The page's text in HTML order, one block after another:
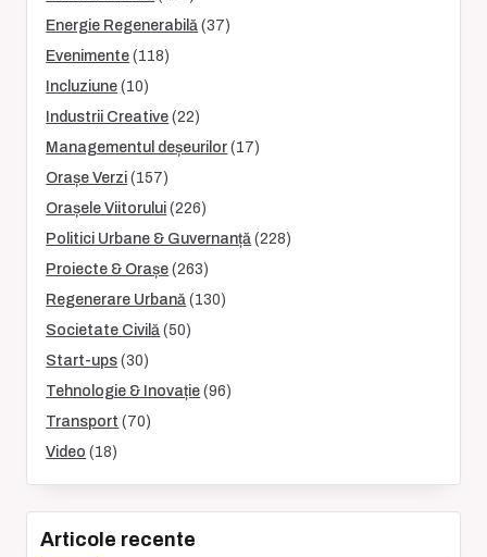
Energie Regenerabilă (37)
Evenimente (118)
Incluziune (10)
Industrii Creative (22)
Managementul deșeurilor (17)
Orașe Verzi (157)
Orașele Viitorului (226)
Politici Urbane & Guvernanță (228)
Proiecte & Orașe (263)
Regenerare Urbană (130)
Societate Civilă (50)
Start-ups (30)
Tehnologie & Inovație (96)
Transport (70)
Video (18)
Articole recente